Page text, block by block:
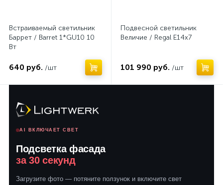
Встраиваемый светильник
Баррет / Barret 1*GU10 10
Вт
640 руб. /шт
Подвесной светильник
Величие / Regal E14х7
101 990 руб. /шт
AI ВКЛЮЧАЕТ СВЕТ
Подсветка фасада
за 30 секунд
Загрузите фото — потяните ползунок и включите свет